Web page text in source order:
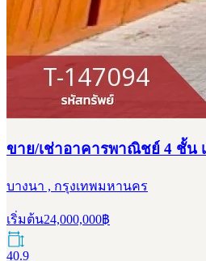
ขาย/เช่าอาคารพาณิชย์ 4 ชั้น
บางนา , กรุงเทพมหานคร
เริ่มต้น24,000,000฿
40.9